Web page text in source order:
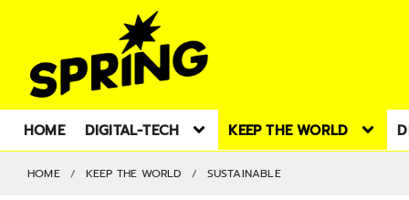
HOME DIGITAL-TECH KEEP THE WORLD
HOME KEEP THE WORLD SUSTAINABLE